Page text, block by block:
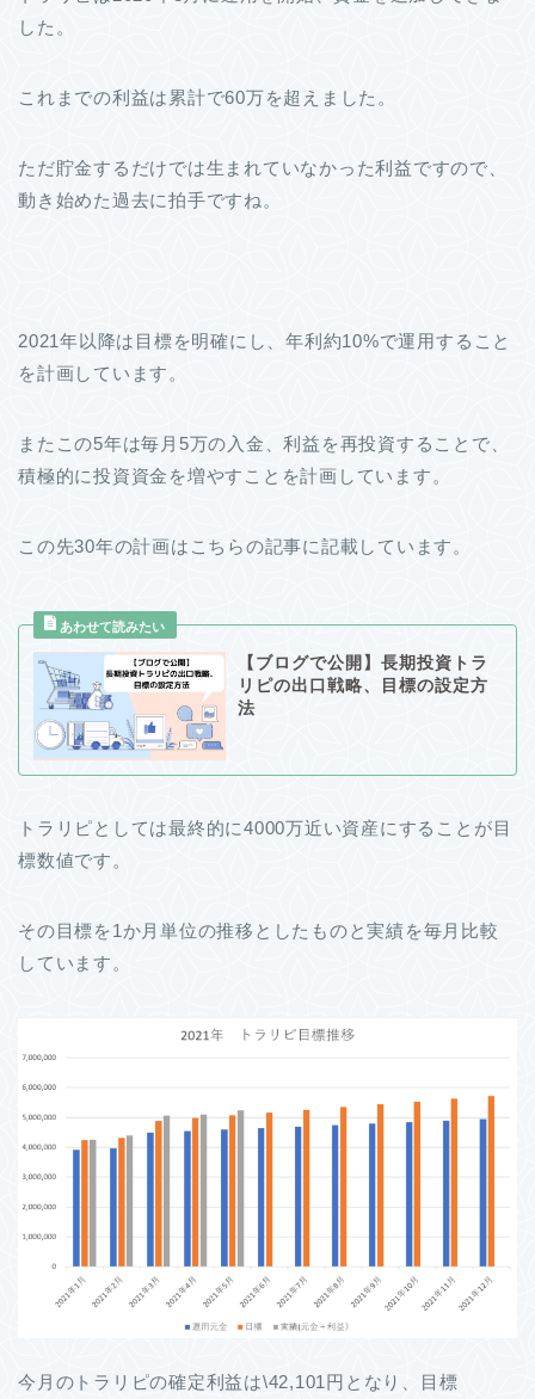
した。
これまでの利益は累計で60万を超えました。
ただ貯金するだけでは生まれていなかった利益ですので、
動き始めた過去に拍手ですね。
2021年以降は目標を明確にし、年利約10%で運用すること
を計画しています。
またこの5年は毎月5万の入金、利益を再投資することで、
積極的に投資資金を増やすことを計画しています。
この先30年の計画はこちらの記事に記載しています。
【ブログで公開】長期投資トラ
リピの出口戦略、目標の設定方
法
トラリピとしては最終的に4000万近い資産にすることが目
標数値です。
その目標を1か月単位の推移としたものと実績を毎月比較
しています。
今月のトラリピの確定利益は\42,101円となり、目標